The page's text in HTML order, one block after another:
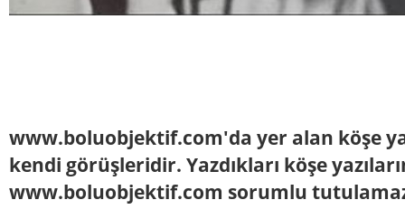
www.boluobjektif.com'da yer alan köşe
kendi görüşleridir. Yazdıkları köşe
www.boluobjektif.com sorumlu